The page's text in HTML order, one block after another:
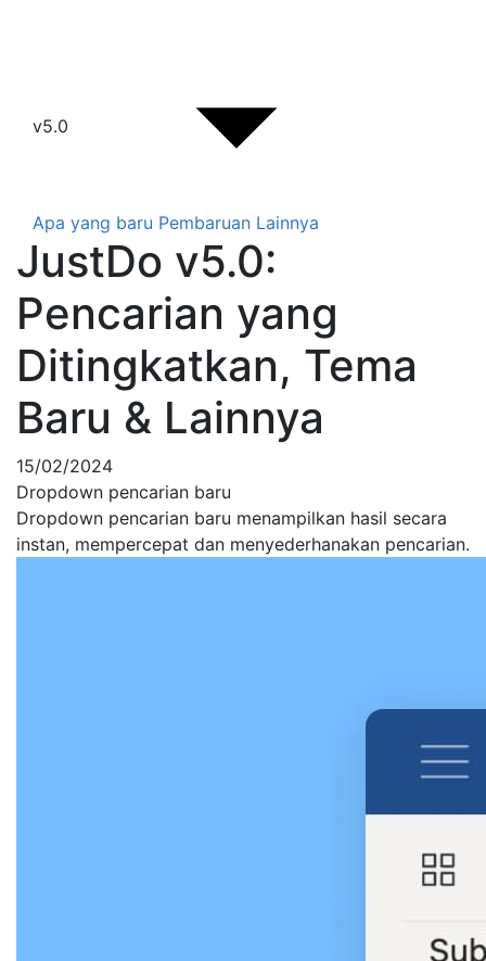
v5.0
Apa yang baru Pembaruan Lainnya
JustDo v5.0:
Pencarian yang
Ditingkatkan, Tema
Baru & Lainnya
15/02/2024
Dropdown pencarian baru
Dropdown pencarian baru menampilkan hasil secara
instan, mempercepat dan menyederhanakan pencarian.